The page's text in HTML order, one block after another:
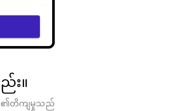
း။
း၏တိကျမှုသည်